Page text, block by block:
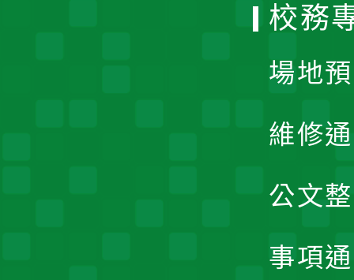
校務
場地
維修
公文
事項